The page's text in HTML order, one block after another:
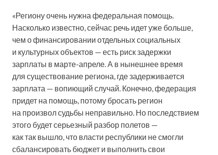
«Региону очень нужна федеральная помощь.
Насколько известно, сейчас речь идет уже больше,
чем о финансировании отдельных социальных
и культурных объектов — есть риск задержки
зарплаты в марте-апреле. А в нынешнее время
для существование региона, где задерживается
зарплата — вопиющий случай. Конечно, федерация
придет на помощь, потому бросать регион
на произвол судьбы неправильно. Но последствием
этого будет серьезный разбор полетов —
как так вышло, что власти республики не смогли
сбалансировать бюджет и выполнить свои